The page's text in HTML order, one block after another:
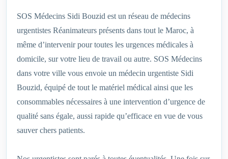
SOS Médecins Sidi Bouzid est un réseau de médecins
urgentistes Réanimateurs présents dans tout le Maroc, à
même d’intervenir pour toutes les urgences médicales à
domicile, sur votre lieu de travail ou autre. SOS Médecins
dans votre ville vous envoie un médecin urgentiste Sidi
Bouzid, équipé de tout le matériel médical ainsi que les
consommables nécessaires à une intervention d’urgence de
qualité sans égale, aussi rapide qu’efficace en vue de vous
sauver chers patients.